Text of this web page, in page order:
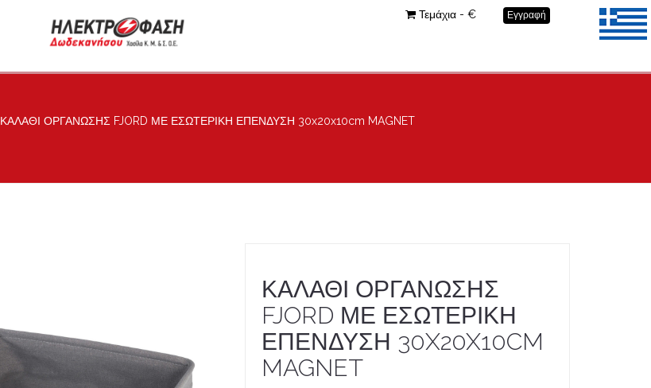
Εγγραφή
Τεμάχια - €
ΚΑΛΑΘΙ ΟΡΓΑΝΩΣΗΣ FJORD ΜΕ ΕΣΩΤΕΡΙΚΗ ΕΠΕΝΔΥΣΗ 30x20x10cm MAGNET
ΚΑΛΑΘΙ ΟΡΓΑΝΩΣΗΣ
FJORD ΜΕ ΕΣΩΤΕΡΙΚΗ
ΕΠΕΝΔΥΣΗ 30X20X10CM
MAGNET